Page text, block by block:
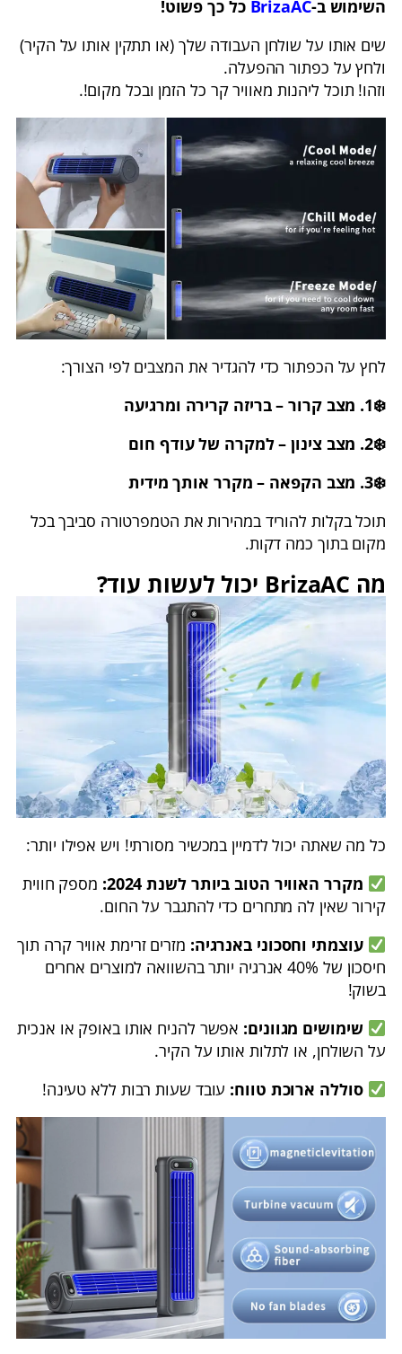
השימוש ב-BrizaAC כל כך פשוט!
שים אותו על שולחן העבודה שלך (או תתקין אותו על הקיר)
ולחץ על כפתור ההפעלה.
וזהו! תוכל ליהנות מאוויר קר כל הזמן ובכל מקום!.
לחץ על הכפתור כדי להגדיר את המצבים לפי הצורך:
❄️1. מצב קרור – בריזה קרירה ומרגיעה
❄️2. מצב צינון – למקרה של עודף חום
❄️3. מצב הקפאה – מקרר אותך מידית
תוכל בקלות להוריד במהירות את הטמפרטורה סביבך בכל
מקום בתוך כמה דקות.
מה BrizaAC יכול לעשות עוד?
כל מה שאתה יכול לדמיין במכשיר מסורתי! ויש אפילו יותר:
מקרר האוויר הטוב ביותר לשנת 2024:
מספק חווית
קירור שאין לה מתחרים כדי להתגבר על החום.
עוצמתי וחסכוני באנרגיה: מזרים זרימת אוויר קרה תוך
חיסכון של 40% אנרגיה יותר בהשוואה למוצרים אחרים
בשוק!
שימושים מגוונים: אפשר להניח אותו באופק או אנכית
על השולחן, או לתלות אותו על הקיר.
סוללה ארוכת טווח: עובד שעות רבות ללא טעינה!